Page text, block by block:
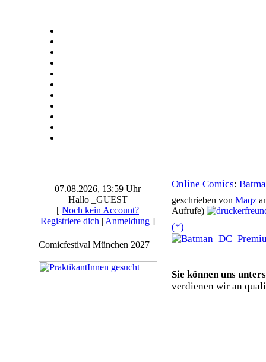
07.08.2026, 13:59 Uhr
Hallo _GUEST
[ Noch kein Account?
Registriere dich | Anmeldung ]
Comicfestival München 2027
Online Comics:
geschrieben von Maqz
Aufrufe)
(*)
Sie können uns
verdienen wir an